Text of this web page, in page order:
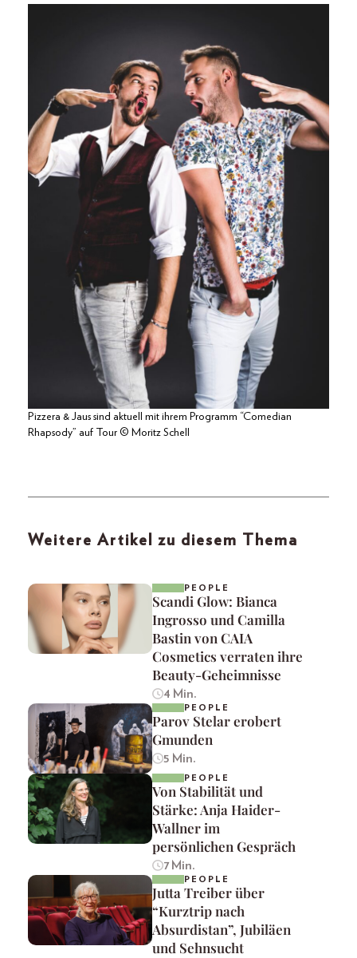
Pizzera & Jaus sind aktuell mit ihrem Programm “Comedian
Rhapsody” auf Tour © Moritz Schell
Weitere Artikel zu diesem Thema
PEOPLE
Scandi Glow: Bianca
Ingrosso und Camilla
Bastin von CAIA
Cosmetics verraten ihre
Beauty-Geheimnisse
4 Min.
PEOPLE
Parov Stelar erobert
Gmunden
5 Min.
PEOPLE
Von Stabilität und
Stärke: Anja Haider-
Wallner im
persönlichen Gespräch
7 Min.
PEOPLE
Jutta Treiber über
“Kurztrip nach
Absurdistan”, Jubiläen
und Sehnsucht